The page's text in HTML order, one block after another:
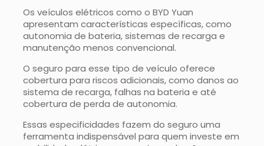
Os veículos elétricos como o BYD Yuan
apresentam características específicas, como
autonomia de bateria, sistemas de recarga e
manutenção menos convencional.
O seguro para esse tipo de veículo oferece
cobertura para riscos adicionais, como danos ao
sistema de recarga, falhas na bateria e até
cobertura de perda de autonomia.
Essas especificidades fazem do seguro uma
ferramenta indispensável para quem investe em